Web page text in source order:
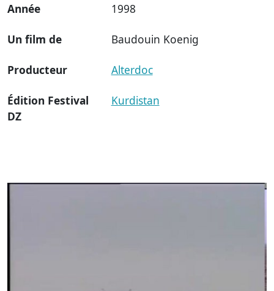
Année 1998
Un film de Baudouin Koenig
Producteur Alterdoc
Édition Festival
DZ
Kurdistan